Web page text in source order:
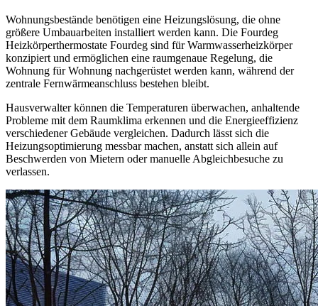
Wohnungsbestände benötigen eine Heizungslösung, die ohne
größere Umbauarbeiten installiert werden kann. Die Fourdeg
Heizkörperthermostate Fourdeg sind für Warmwasserheizkörper
konzipiert und ermöglichen eine raumgenaue Regelung, die
Wohnung für Wohnung nachgerüstet werden kann, während der
zentrale Fernwärmeanschluss bestehen bleibt.
Hausverwalter können die Temperaturen überwachen, anhaltende
Probleme mit dem Raumklima erkennen und die Energieeffizienz
verschiedener Gebäude vergleichen. Dadurch lässt sich die
Heizungsoptimierung messbar machen, anstatt sich allein auf
Beschwerden von Mietern oder manuelle Abgleichbesuche zu
verlassen.